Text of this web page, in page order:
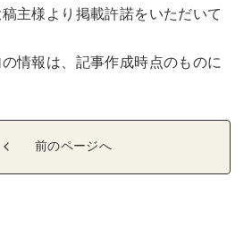
主様より掲載許諾をいただいて
情報は、記事作成時点のものに
前のページへ